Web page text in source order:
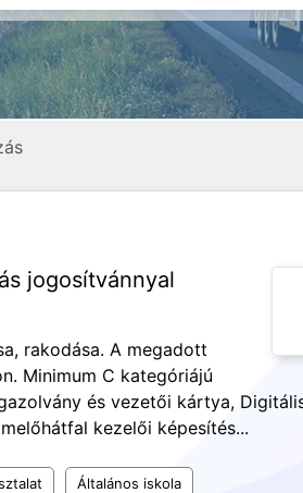
jogosítvánnyal
rakodása. A megadott
Minimum C kategóriájú
és vezetői kártya,
kezelői képesítés...
Általános iskola